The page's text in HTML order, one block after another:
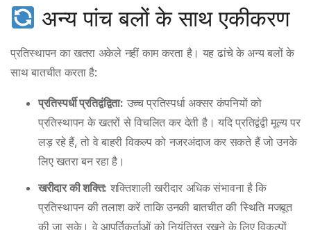
अन्य पांच बलों के साथ एकीकरण
प्रतिस्थापन का खतरा अकेले नहीं काम करता है। यह ढांचे के अन्य बलों के
साथ बातचीत करता है:
प्रतिस्पर्धी प्रतिद्वंद्विता: उच्च प्रतिस्पर्धा अक्सर कंपनियों को
प्रतिस्थापन के खतरों से विचलित कर देती है। यदि प्रतिद्वंद्वी मूल्य पर
लड़ रहे हैं, तो वे बाहरी विकल्प को नजरअंदाज कर सकते हैं जो उनके
लिए खतरा बन रहा है।
खरीदार की शक्ति: शक्तिशाली खरीदार अधिक संभावना है कि
प्रतिस्थापन की तलाश करें ताकि उनकी बातचीत की स्थिति मजबूत
की जा सके। वे आपूर्तिकर्ताओं को नियंत्रित रखने के लिए विकल्पों